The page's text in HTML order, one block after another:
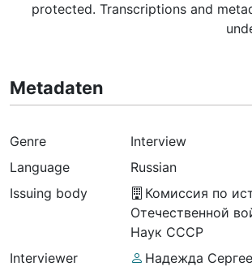
protected. Transcriptions and
Metadaten
Genre
Interview
Language
Russian
Issuing body
Комиссия по
Отечественной
Наук СССР
Interviewer
Надежда